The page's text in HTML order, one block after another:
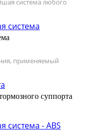
система любого
применяемый
суппорта